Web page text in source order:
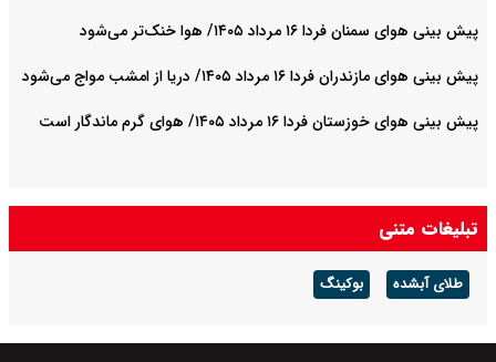
پیش بینی هوای سمنان فردا ۱۶ مرداد ۱۴۰۵/ هوا خنک‌تر می‌شود
پیش بینی هوای مازندران فردا ۱۶ مرداد ۱۴۰۵/ دریا از امشب مواج می‌شود
پیش بینی هوای خوزستان فردا ۱۶ مرداد ۱۴۰۵/ هوای گرم ماندگار است
تبلیغات متنی
طلای آبشده بوکینگ